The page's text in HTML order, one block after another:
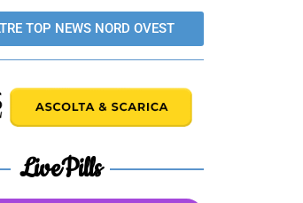
TOP NEWS NORD OVEST
LivePills